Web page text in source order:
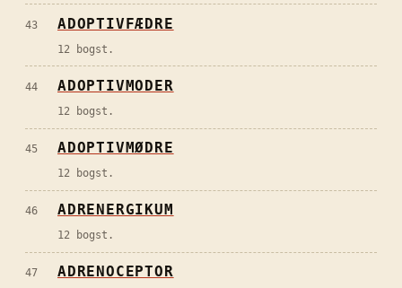
43 ADOPTIVFÆDRE
12 bogst.
44 ADOPTIVMODER
12 bogst.
45 ADOPTIVMØDRE
12 bogst.
46 ADRENERGIKUM
12 bogst.
47 ADRENOCEPTOR